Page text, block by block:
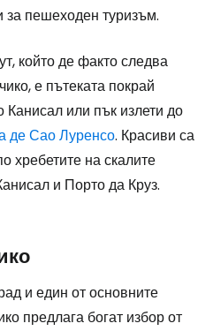
пешеходен туризъм.
който де факто следва
е пътеката покрай
или пък излети до
де Сао Луренсо. Красиви са
хребетите на скалите
и Порто да Круз.
и един от основните
предлага богат избор от